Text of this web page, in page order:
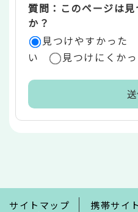
質問：このページは
か？
見つけやすかった
い
見つけにくか
で
サイトマップ 携帯サイト